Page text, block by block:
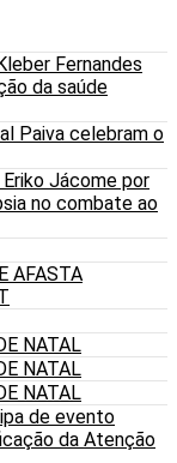
Fernandes
da saúde
Paiva celebram o
Jácome por
no combate ao
AFASTA
NATAL
NATAL
NATAL
de evento
da Atenção